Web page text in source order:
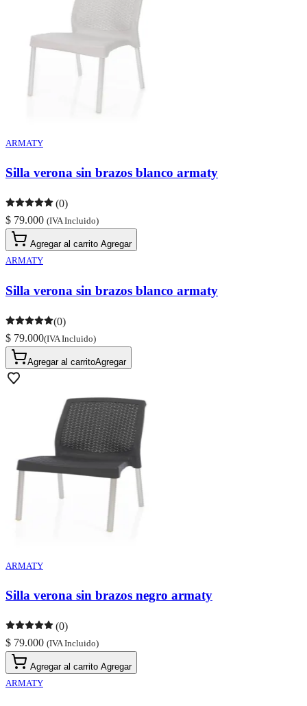
ARMATY
Silla verona sin brazos blanco armaty
(0)
$ 79.000 (IVA Incluido)
Agregar al carrito Agregar
ARMATY
Silla verona sin brazos blanco armaty
(0)
$ 79.000(IVA Incluido)
Agregar al carritoAgregar
ARMATY
Silla verona sin brazos negro armaty
(0)
$ 79.000 (IVA Incluido)
Agregar al carrito Agregar
ARMATY